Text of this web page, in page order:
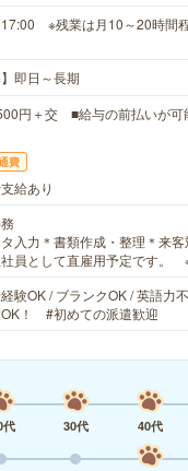
※残業は月10～20時間
】即日～長期
円＋交 ■給与の前払いが可
費
給あり
タ入力＊書類作成・整理＊来
員として直雇用予定です。
験OK / ブランクOK / 英語力
！ #初めての派遣歓迎
代
30代 40代